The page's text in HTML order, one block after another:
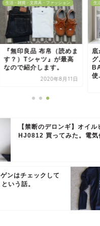
生活・雑貨・文房具・ファッション
『無印良品 布帛（読めま
す？）Tシャツ』が最高
なので紹介します。
2020年8月11日
生
底
グ
使
【禁断のデロンギ】オイル
HJ0812 買ってみた。電気
ンはチェックして
いう話。